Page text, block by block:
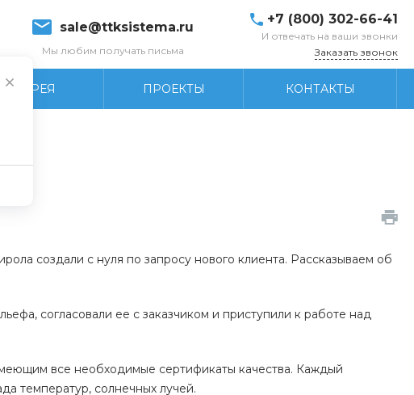
sale@ttksistema.ru
Мы любим получать письма
+7 (800) 302-66-41
И отвечать на ваши звонки
Заказать звонок
ПРОЕКТЫ КОНТАКТЫ
создали с нуля по запросу нового клиента. Рассказываем об
согласовали ее с заказчиком и приступили к работе над
все необходимые сертификаты качества. Каждый
температур, солнечных лучей.